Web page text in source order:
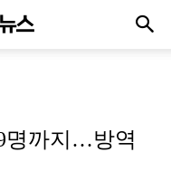
명까지…방역